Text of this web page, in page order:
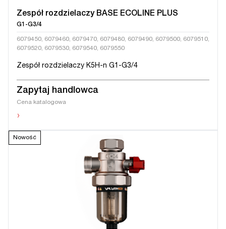
Zespół rozdzielaczy BASE ECOLINE PLUS
G1-G3/4
6079450, 6079460, 6079470, 6079480, 6079490, 6079500, 6079510,
6079520, 6079530, 6079540, 6079550
Zespół rozdzielaczy K5H-n G1-G3/4
Zapytaj handlowca
Cena katalogowa
›
Nowość